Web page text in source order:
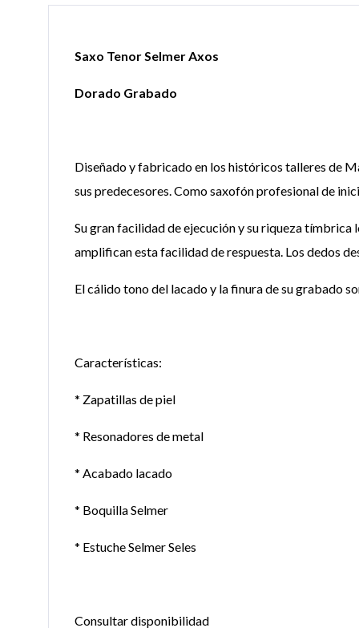
Saxo Tenor Selmer Axos
Dorado Grabado
Diseñado y fabricado en los históricos talleres de
sus predecesores. Como saxofón profesional de
Su gran facilidad de ejecución y su riqueza tímbrica
amplifican esta facilidad de respuesta. Los dedos
El cálido tono del lacado y la finura de su grabado
Características:
* Zapatillas de piel
* Resonadores de metal
* Acabado lacado
* Boquilla Selmer
* Estuche Selmer Seles
Consultar disponibilidad